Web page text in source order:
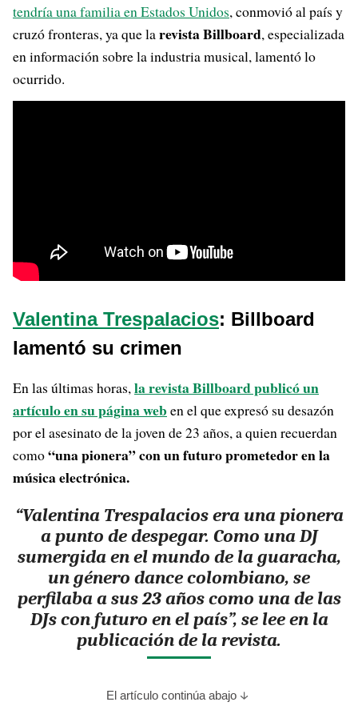
tendría una familia en Estados Unidos, conmovió al país y
cruzó fronteras, ya que larevista Billboard, especializada
en información sobre la industria musical, lamentó lo
ocurrido.
Valentina Trespalacios: Billboard
lamentó su crimen
En las últimas horas, la revista Billboard publicó un
artículo en su página web en el que expresó su desazón
por el asesinato de la joven de 23 años, a quien recuerdan
como“una pionera” con un futuro prometedor en la
música electrónica.
“Valentina Trespalacios era una pionera
a punto de despegar. Como una DJ
sumergida en el mundo de la guaracha,
un género dance colombiano, se
perfilaba a sus 23 años como una de las
DJs con futuro en el país”, se lee en la
publicación de la revista.
El artículo continúa abajo